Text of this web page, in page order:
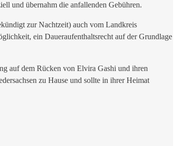
und übernahm die anfallenden Gebühren.
zur Nachtzeit) auch vom Landkreis
ein Daueraufenthaltsrecht auf der Grundlage
auf dem Rücken von Elvira Gashi und ihren
zu Hause und sollte in ihrer Heimat